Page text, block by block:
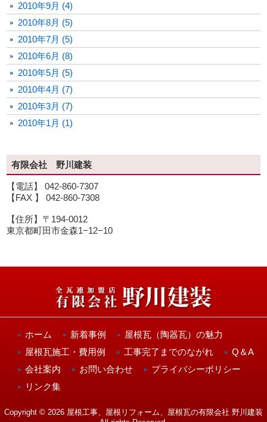
2010年9月 (4)
2010年8月 (5)
2010年7月 (5)
2010年6月 (8)
2010年5月 (5)
2010年4月 (7)
2010年3月 (7)
2010年1月 (1)
有限会社 野川建装
【電話】 042-860-7307
【FAX 】 042-860-7308
【住所】〒194-0012
東京都町田市金森1−12−10
ホーム 新着事例
屋根瓦（陶器瓦）の魅力
屋根瓦施工・費用例
工事完了までのながれ
Q＆A
会社案内
お問い合わせ
プライバシーポリシー
リンク集
Copyright © 2026 屋根工事、屋根リフォーム、屋根瓦の有限会社 野川建装